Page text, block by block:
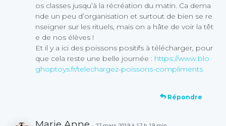
os classes jusqu’à la récréation du matin. Ca dema
nde un peu d’organisation et surtout de bien se re
nseigner sur les rituels, mais on a hâte de voir la têt
e de nos élèves !
Et il y a ici des poissons positifs à télécharger, pour
que cela reste une belle journée : https://www.blo
ghoptoys.fr/telechargez-poissons-compliments
Répondre